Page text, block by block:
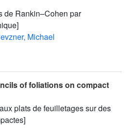
de Rankin–Cohen par
Michael
of foliations on compact
plats de feuilletages sur des